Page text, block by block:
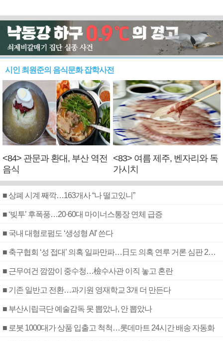
시인 최원준의 음식문화 잡학사전
<84> 관문과 환대, 부산 역전
음식
<83> 여름 제주, 벤자리와 독
가시치
■ 상폐 시계 째깍…163개사 “나 떨고있니”
■ ‘빚투’ 후폭풍…20·60대 마이너스통장 연체 급증
■ 국내 대형로펌도 ‘생성형 AI’ 쓴다
■ 축구협회 ‘성 접대’ 의혹 일파만파…日도 의혹 연루 거론 심판 2명 조사
■ 근무여건 깜깜이 중수청…檢수사관 이직 놓고 혼란
■ 기존 일반고 전환…과기원 영재학교 3개 더 만든다
■ 부산시립극단 예술감독 못 뽑았나, 안 뽑았나
■ 로봇 1000대가 상품 입출고 척척…롯데마트 24시간 배송 자동화